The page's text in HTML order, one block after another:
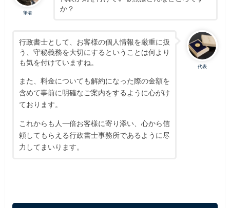
筆者
か？
代表
行政書士として、お客様の個人情報を厳重に扱
う、守秘義務を大切にするということは何より
も気を付けていますね。
また、料金についても解約になった際の金額を
含めて事前に明確なご案内をするように心がけ
ております。
これからも人一倍お客様に寄り添い、心から信
頼してもらえる行政書士事務所であるように尽
力してまいります。